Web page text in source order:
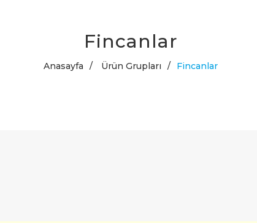
Fincanlar
Anasayfa / Ürün Grupları / Fincanlar